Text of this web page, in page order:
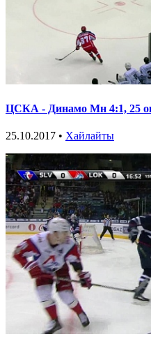
ЦСКА - Динамо Мн 4:1, 25
25.10.2017 • Хайлайты